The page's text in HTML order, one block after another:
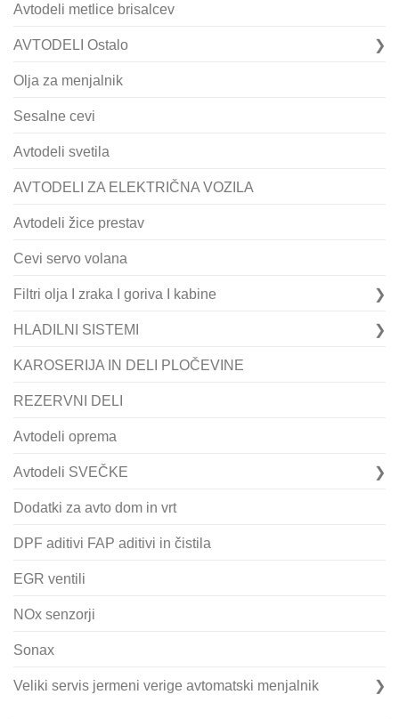
Avtodeli metlice brisalcev
AVTODELI Ostalo
Olja za menjalnik
Sesalne cevi
Avtodeli svetila
AVTODELI ZA ELEKTRIČNA VOZILA
Avtodeli žice prestav
Cevi servo volana
Filtri olja I zraka I goriva I kabine
HLADILNI SISTEMI
KAROSERIJA IN DELI PLOČEVINE
REZERVNI DELI
Avtodeli oprema
Avtodeli SVEČKE
Dodatki za avto dom in vrt
DPF aditivi FAP aditivi in čistila
EGR ventili
NOx senzorji
Sonax
Veliki servis jermeni verige avtomatski menjalnik